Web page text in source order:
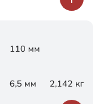
110 мм
6,5 мм 2,142 кг